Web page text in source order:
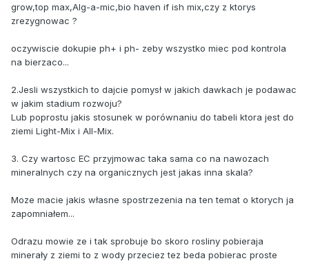
grow,top max,Alg-a-mic,bio haven if ish mix,czy z ktorys
zrezygnowac ?
oczywiscie dokupie ph+ i ph- zeby wszystko miec pod kontrola
na bierzaco...
2.Jesli wszystkich to dajcie pomysł w jakich dawkach je podawac
w jakim stadium rozwoju?
Lub poprostu jakis stosunek w porównaniu do tabeli ktora jest do
ziemi Light-Mix i All-Mix.
3. Czy wartosc EC przyjmowac taka sama co na nawozach
mineralnych czy na organicznych jest jakas inna skala?
Moze macie jakis własne spostrzezenia na ten temat o ktorych ja
zapomniałem...
Odrazu mowie ze i tak sprobuje bo skoro rosliny pobieraja
minerały z ziemi to z wody przeciez tez beda pobierac proste